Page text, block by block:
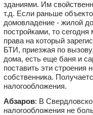
зданиями. Им
т.д. Если раньше
домовладение - жилой
постройками, то
права на который
БТИ, приезжая по
дома, есть еще баня и
поставить эти строения
собственника.
налогообложения.
Абзаров: В
налогообложения не